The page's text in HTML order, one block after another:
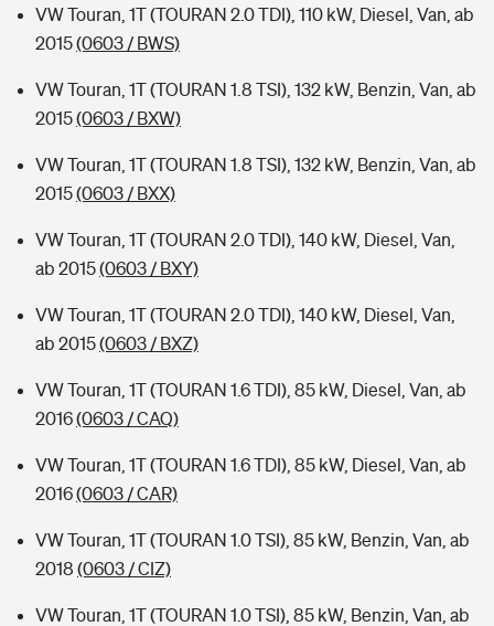
VW Touran, 1T (TOURAN 2.0 TDI), 110 kW, Diesel, Van, ab
2015(0603 / BWS)
VW Touran, 1T (TOURAN 1.8 TSI), 132 kW, Benzin, Van, ab
2015(0603 / BXW)
VW Touran, 1T (TOURAN 1.8 TSI), 132 kW, Benzin, Van, ab
2015(0603 / BXX)
VW Touran, 1T (TOURAN 2.0 TDI), 140 kW, Diesel, Van,
ab 2015(0603 / BXY)
VW Touran, 1T (TOURAN 2.0 TDI), 140 kW, Diesel, Van,
ab 2015(0603 / BXZ)
VW Touran, 1T (TOURAN 1.6 TDI), 85 kW, Diesel, Van, ab
2016(0603 / CAQ)
VW Touran, 1T (TOURAN 1.6 TDI), 85 kW, Diesel, Van, ab
2016(0603 / CAR)
VW Touran, 1T (TOURAN 1.0 TSI), 85 kW, Benzin, Van, ab
2018 (0603 / CIZ)
VW Touran, 1T (TOURAN 1.0 TSI), 85 kW, Benzin, Van, ab